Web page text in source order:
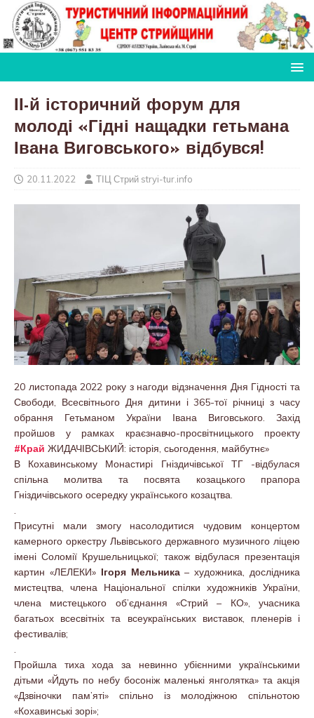
ІІ-й історичний форум для
молоді «Гідні нащадки гетьмана
Івана Виговського» відбувся!
20.11.2022 ТІЦ Стрий stryi-tur.info
20 листопада 2022 року з нагоди відзначення Дня Гідності та
Свободи, Всесвітнього Дня дитини і 365-тої річниці з часу
обрання Гетьманом України Івана Виговського. Захід
пройшов у рамках краєзнавчо-просвітницького проекту
#Край ЖИДАЧІВСЬКИЙ: історія, сьогодення, майбутнє»
В Кохавинському Монастирі Гніздичівської ТГ -відбулася
спільна молитва та посвята козацького прапора
Гніздичівського осередку українського козацтва.
.
Присутні мали змогу насолодитися чудовим концертом
камерного оркестру Львівського державного музичного ліцею
імені Соломії Крушельницької; також відбулася презентація
картин «ЛЕЛЕКИ» Ігоря Мельника– художника, дослідника
мистецтва, члена Національної спілки художників України,
члена мистецького об’єднання «Стрий – КО», учасника
багатьох всесвітніх та всеукраїнських виставок, пленерів і
фестивалів;
.
Пройшла тиха хода за невинно убієнними українськими
дітьми «Йдуть по небу босоніж маленькі янголятка» та акція
«Дзвіночки пам’яті» спільно із молодіжною спільнотою
«Кохавинські зорі»;